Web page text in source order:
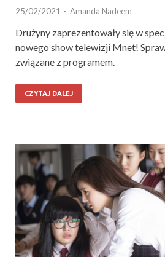
25/02/2021 - Amanda Nadeem
Drużyny zaprezentowały się w
nowego show telewizji Mnet!
związane z programem.
CZYTAJ DALEJ